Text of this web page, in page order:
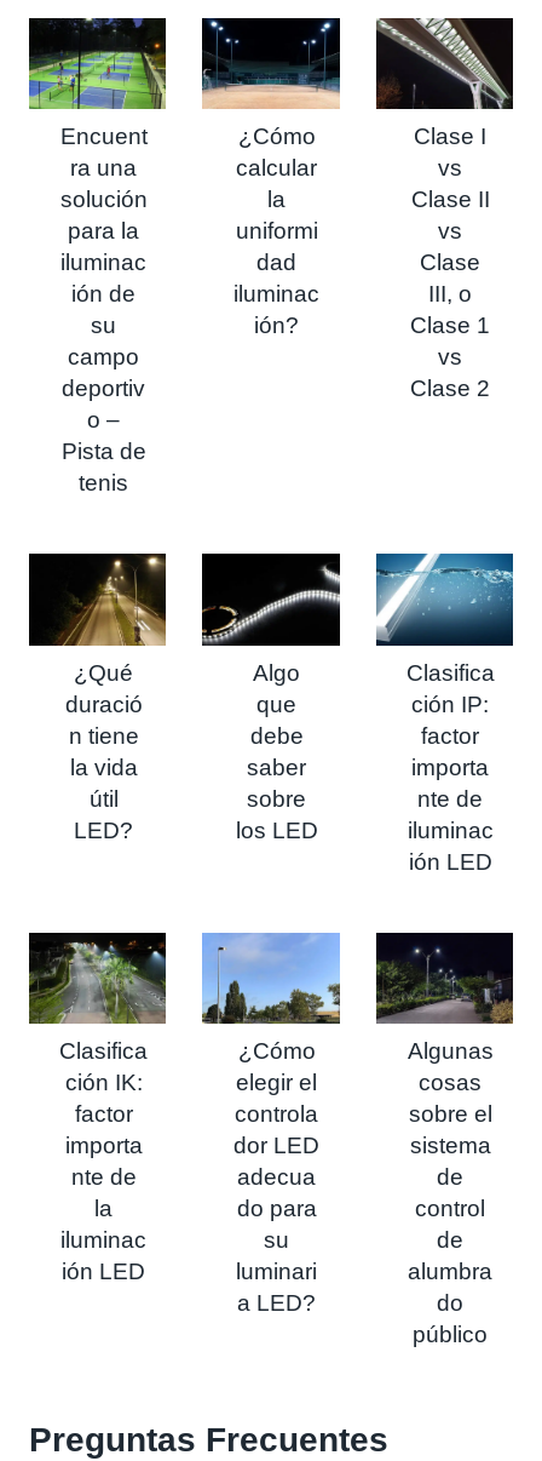
Encuent
ra una
solución
para la
iluminac
ión de
su
campo
deportiv
o –
Pista de
tenis
¿Cómo
calcular
la
uniformi
dad
iluminac
ión?
Clase I
vs
Clase II
vs
Clase
III, o
Clase 1
vs
Clase 2
¿Qué
duració
n tiene
la vida
útil
LED?
Algo
que
debe
saber
sobre
los LED
Clasifica
ción IP:
factor
importa
nte de
iluminac
ión LED
Clasifica
ción IK:
factor
importa
nte de
la
iluminac
ión LED
¿Cómo
elegir el
controla
dor LED
adecua
do para
su
luminari
a LED?
Algunas
cosas
sobre el
sistema
de
control
de
alumbra
do
público
Preguntas Frecuentes